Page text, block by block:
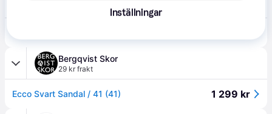
Bergqvist Skor
29 kr frakt
Ecco Svart Sandal / 41 (41) 1 299 kr
Inställningar